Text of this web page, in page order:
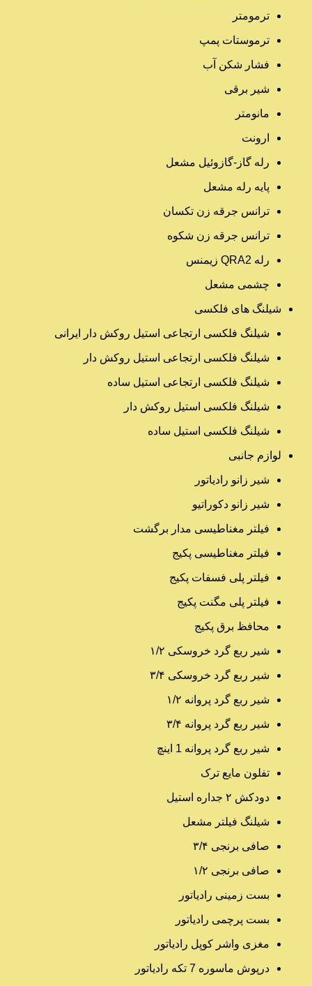
ترمومتر
ترموستات پمپ
فشار شکن آب
شیر برقی
مانومتر
ارونت
رله گاز-گازوئیل مشعل
پایه رله مشعل
ترانس جرقه زن تکسان
ترانس جرقه زن شکوه
رله QRA2 زیمنس
چشمی مشعل
شیلنگ های فلکسی
شیلنگ فلکسی ارتجاعی استیل روکش دار ایرانی
شیلنگ فلکسی ارتجاعی استیل روکش دار
شیلنگ فلکسی ارتجاعی استیل ساده
شیلنگ فلکسی استیل روکش دار
شیلنگ فلکسی استیل ساده
لوازم جانبی
شیر زانو رادیاتور
شیر زانو دکوراتیو
فیلتر مغناطیسی مدار برگشت
فیلتر مغناطیسی پکیج
فیلتر پلی فسفات پکیج
فیلتر پلی مگنت پکیج
محافظ برق پکیج
شیر ربع گرد خروسکی ۱/۲
شیر ربع گرد خروسکی ۳/۴
شیر ربع گرد پروانه ۱/۲
شیر ربع گرد پروانه ۳/۴
شیر ربع گرد پروانه 1 اینچ
تفلون مایع ترک
دودکش ۲ جداره استیل
شیلنگ فیلتر مشعل
صافی برنجی ۳/۴
صافی برنجی ۱/۲
بست زمینی رادیاتور
بست پرچمی رادیاتور
مغزی واشر کوپل رادیاتور
درپوش ماسوره 7 تکه رادیاتور